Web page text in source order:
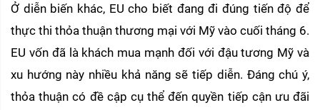
Ở diễn biến khác, EU cho biết đang đi đúng tiến độ để
thực thi thỏa thuận thương mại với Mỹ vào cuối tháng 6.
EU vốn đã là khách mua mạnh đối với đậu tương Mỹ và
xu hướng này nhiều khả năng sẽ tiếp diễn. Đáng chú ý,
thỏa thuận có đề cập cụ thể đến quyền tiếp cận ưu đãi